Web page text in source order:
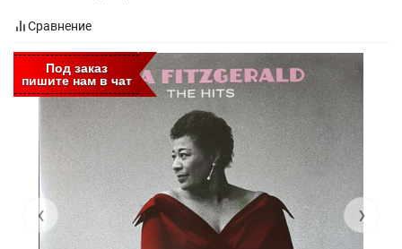
Сравнение
‹ ›
Под заказ
пишите нам в чат